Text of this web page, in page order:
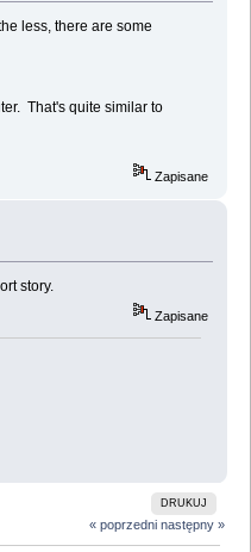
less, there are some
That's quite similar to
Zapisane
story.
Zapisane
DRUKUJ
« poprzedni następny »